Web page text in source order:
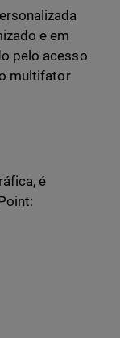
e em
pelo acesso
multifator
é